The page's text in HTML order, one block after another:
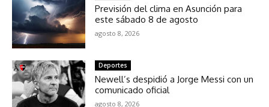
Previsión del clima en Asunción para
este sábado 8 de agosto
agosto 8, 2026
Deportes
Newell’s despidió a Jorge Messi con un
comunicado oficial
agosto 8, 2026